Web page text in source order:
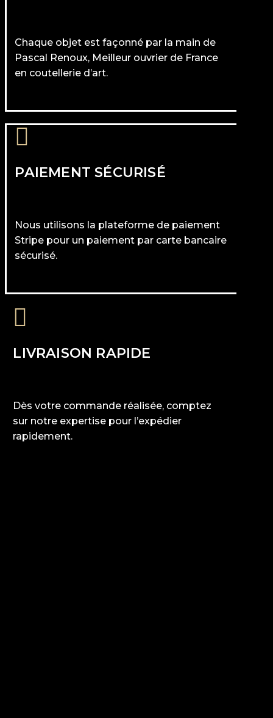
Chaque objet est façonné par la main de
Pascal Renoux, Meilleur ouvrier de France
en coutellerie d’art.
PAIEMENT SÉCURISÉ
Nous utilisons la plateforme de paiement
Stripe pour un paiement par carte bancaire
sécurisé.
LIVRAISON RAPIDE
Dès votre commande réalisée, comptez
sur notre expertise pour l’expédier
rapidement.